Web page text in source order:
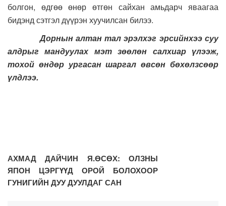
болгон, өдгөө өнөр өтгөн сайхан амьдарч яваагаа
бидэнд сэтгэл дүүрэн хуучилсан билээ.
Дорнын алтан тал эрэлхэг эрсийнхээ суу
алдрыг мандуулах мэт зөөлөн салхиар үлээж,
тохой өндөр ургасан шаргал өвсөн бөхөлзсөөр
үлдлээ.
АХМАД ДАЙЧИН Я.ӨСӨХ: ОЛЗНЫ
ЯПОН ЦЭРГҮҮД ОРОЙ БОЛОХООР
ГУНИГИЙН ДУУ ДУУЛДАГ САН